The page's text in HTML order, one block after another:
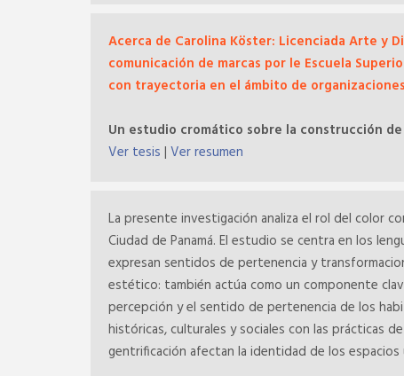
Acerca de Carolina Köster: Licenciada Arte y
comunicación de marcas por le Escuela
con trayectoria en el ámbito de
Un estudio cromático sobre la construcción
Ver tesis | Ver resumen
La presente investigación analiza el rol del color
Ciudad de Panamá. El estudio se centra en los
expresan sentidos de pertenencia y
estético: también actúa como un componente
percepción y el sentido de pertenencia de los
históricas, culturales y sociales con las prácticas
gentrificación afectan la identidad de los